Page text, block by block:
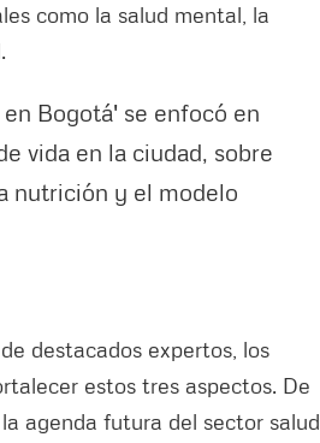
como la salud mental, la
Bogotá' se enfocó en
vida en la ciudad, sobre
nutrición y el modelo
destacados expertos, los
estos tres aspectos. De
agenda futura del sector salud